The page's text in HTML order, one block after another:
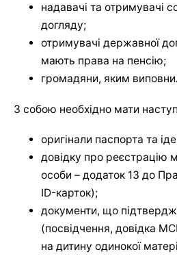
надавачі та отримувачі
догляду;
отримувачі державної
мають права на пенсію;
громадяни, яким
З собою необхідно мати
оригінали паспорта та
довідку про реєстрацію
особи – додаток 13 до
ID-карток);
документи, що
(посвідчення, довідка
на дитину одинокої